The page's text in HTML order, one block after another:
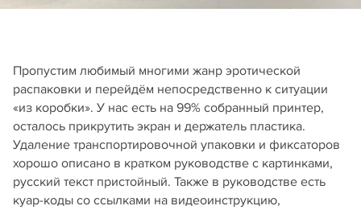
Пропустим любимый многими жанр эротической
распаковки и перейдём непосредственно к ситуации
«из коробки». У нас есть на 99% собранный принтер,
осталось прикрутить экран и держатель пластика.
Удаление транспортировочной упаковки и фиксаторов
хорошо описано в кратком руководстве с картинками,
русский текст пристойный. Также в руководстве есть
куар-коды со ссылками на видеоинструкцию,